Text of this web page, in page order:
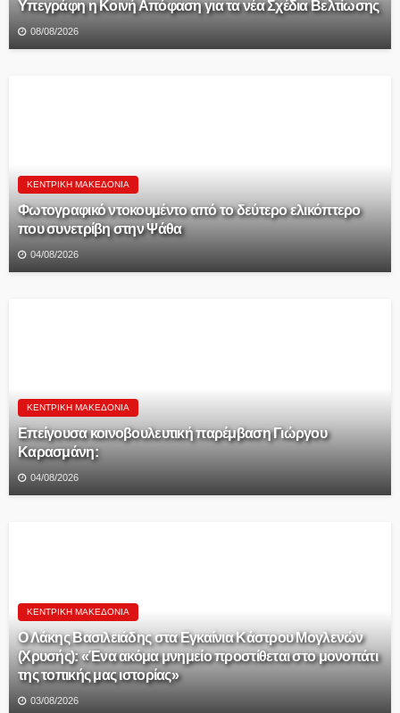
Υπεγράφη η Κοινή Απόφαση για τα νέα Σχέδια Βελτίωσης
08/08/2026
ΚΕΝΤΡΙΚΉ ΜΑΚΕΔΟΝΊΑ
Φωτογραφικό ντοκουμέντο από το δεύτερο ελικόπτερο
που συνετρίβη στην Ψάθα
04/08/2026
ΚΕΝΤΡΙΚΉ ΜΑΚΕΔΟΝΊΑ
Επείγουσα κοινοβουλευτική παρέμβαση Γιώργου
Καρασμάνη:
04/08/2026
ΚΕΝΤΡΙΚΉ ΜΑΚΕΔΟΝΊΑ
Ο Λάκης Βασιλειάδης στα Εγκαίνια Κάστρου Μογλενών
(Χρυσής): «Ένα ακόμα μνημείο προστίθεται στο μονοπάτι
της τοπικής μας ιστορίας»
03/08/2026